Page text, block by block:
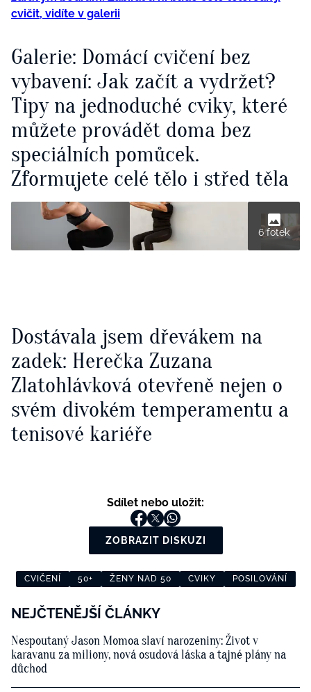
cvičit, vidíte v galerii
Galerie: Domácí cvičení bez
vybavení: Jak začít a vydržet?
Tipy na jednoduché cviky, které
můžete provádět doma bez
speciálních pomůcek.
Zformujete celé tělo i střed těla
6 fotek
Dostávala jsem dřevákem na
zadek: Herečka Zuzana
Zlatohlávková otevřeně nejen o
svém divokém temperamentu a
tenisové kariéře
Sdílet nebo uložit:
ZOBRAZIT DISKUZI
CVIČENÍ 50+ ŽENY NAD 50 CVIKY POSILOVÁNÍ
NEJČTENĚJŠÍ ČLÁNKY
Nespoutaný Jason Momoa slaví narozeniny: Život v
karavanu za miliony, nová osudová láska a tajné plány na
důchod